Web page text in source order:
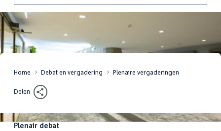
Home Debat en vergadering Plenaire vergaderingen
Delen
Plenair debat